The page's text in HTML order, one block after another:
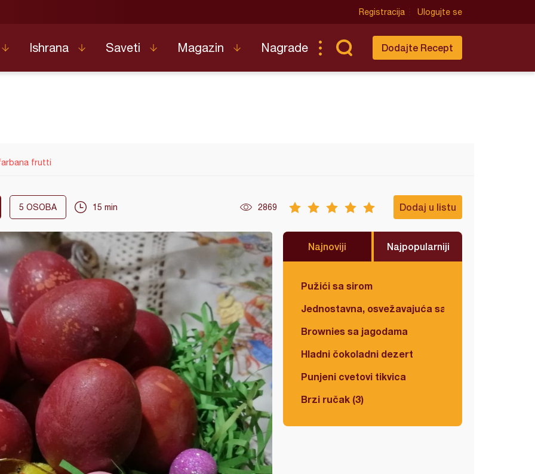
Registracija Ulogujte se
Ishrana Saveti Magazin Nagrade Dodajte Recept
frutti
5 OSOBA 15 min 2869 Dodaj u listu
Najnoviji Najpopularniji
Pužići sa sirom
Jednostavna, osvežavajuća salata
Brownies sa jagodama
Hladni čokoladni dezert
Punjeni cvetovi tikvica
Brzi ručak (3)